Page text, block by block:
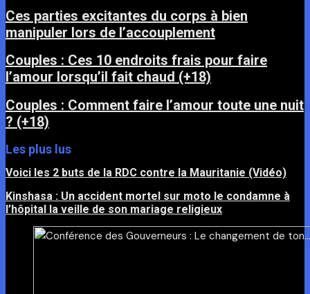
Ces parties excitantes du corps à bien
manipuler lors de l’accouplement
Couples : Ces 10 endroits frais pour faire
l’amour lorsqu’il fait chaud (+18)
Couples : Comment faire l’amour toute une nuit
? (+18)
Les plus lus
Voici les 2 buts de la RDC contre la Mauritanie (Vidéo)
Kinshasa : Un accident mortel sur moto le condamne à
l’hôpital la veille de son mariage religieux